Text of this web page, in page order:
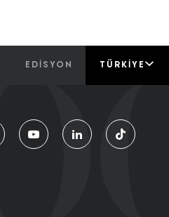
EDİSYON TÜRKIYE